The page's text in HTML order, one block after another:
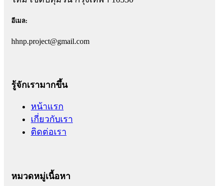
อีเมล:
hhnp.project@gmail.com
รู้จักเรามากขึ้น
หน้าแรก
เกี่ยวกับเรา
ติดต่อเรา
หมวดหมู่เนื้อหา